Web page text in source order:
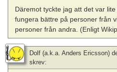
Däremot tyckte jag att det var
fungera bättre på personer från
personer från andra. (Enligt
Dolf (a.k.a. Anders Ericsson)
skrev: